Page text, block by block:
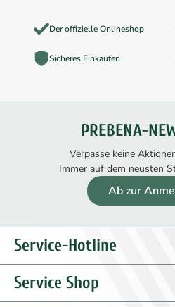
Der offizielle Onlineshop
Sicheres Einkaufen
PREBENA-
Verpasse keine
Immer auf dem neusten
Ab zur
Service-Hotline
Service Shop